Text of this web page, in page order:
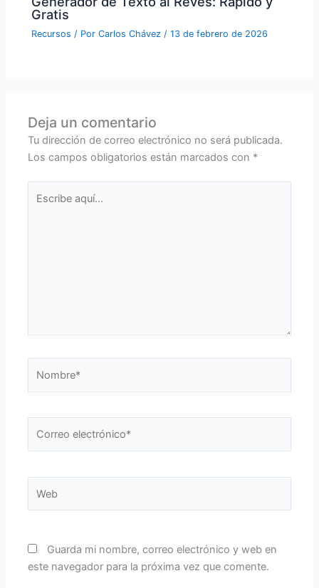
Gratis
Recursos / PorCarlos Chávez/13 de febrero de 2026
Deja un comentario
Tu dirección de correo electrónico no será publicada.
Los campos obligatorios están marcados con *
aquí...
electrónico*
Guarda mi nombre, correo electrónico y web en
este navegador para la próxima vez que comente.